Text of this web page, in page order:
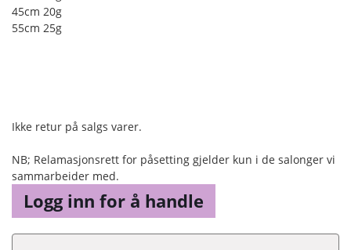
45cm 20g
55cm 25g
Ikke retur på salgs varer.
NB; Relamasjonsrett for påsetting gjelder kun i de salonger vi
sammarbeider med.
Logg inn for å handle